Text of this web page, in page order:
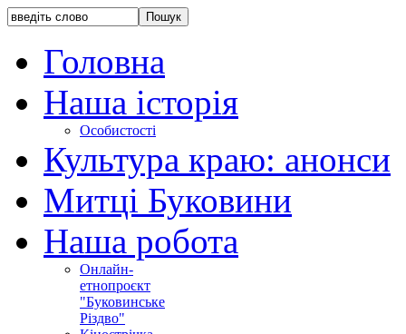
Головна
Наша історія
Особистості
Культура краю: анонси
Митці Буковини
Наша робота
Онлайн-
етнопроєкт
"Буковинське
Різдво"